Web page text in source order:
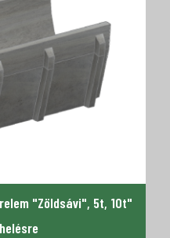
"Zöldsávi", 5t, 10t"